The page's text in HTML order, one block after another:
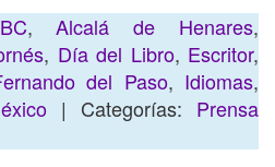
,Alcalá de Henares,
, Día del Libro, Escritor,
del Paso, Idiomas,
| Categorías: Prensa